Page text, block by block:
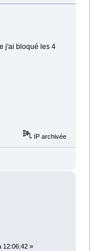
j'ai bloqué les 4
IP archivée
12:06:42 »